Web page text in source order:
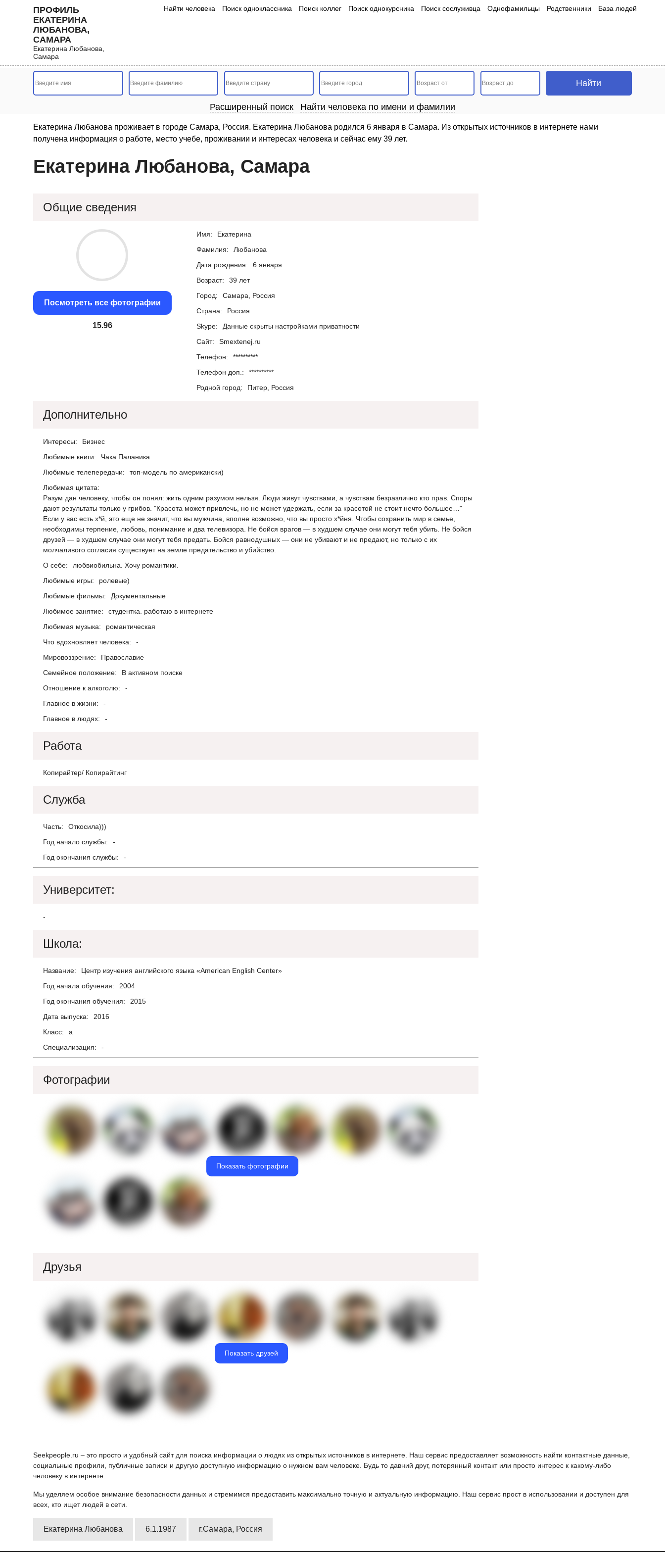
ПРОФИЛЬ
ЕКАТЕРИНА
ЛЮБАНОВА,
САМАРА
Екатерина Любанова,
Самара
Найти человека Поиск одноклассника Поиск коллег Поиск однокурсника Поиск сослуживца Однофамильцы Родственники База людей
Расширенный поиск Найти человека по имени и фамилии
Екатерина Любанова проживает в городе Самара, Россия. Екатерина Любанова родился 6 января в Самара. Из открытых источников в интернете нами
получена информация о работе, место учебе, проживании и интересах человека и сейчас ему 39 лет.
Екатерина Любанова, Самара
Общие сведения
Посмотреть все фотографии
15.32
Имя:
Екатерина
Фамилия:
Любанова
Дата рождения:
6 января
Возраст:
39 лет
Город:
Самара, Россия
Страна:
Россия
Skype:
Данные скрыты настройками приватности
Сайт:
Smextenej.ru
Телефон:
**********
Телефон доп.:
**********
Родной город:
Питер, Россия
Дополнительно
Интересы:
Бизнес
Любимые книги:
Чака Паланика
Любимые телепередачи:
топ-модель по американски)
Любимая цитата:
Разум дан человеку, чтобы он понял: жить одним разумом нельзя. Люди живут чувствами, а чувствам безразлично кто прав. Споры
дают результаты только у грибов. "Красота может привлечь, но не может удержать, если за красотой не стоит нечто большее…"
Если у вас есть х*й, это еще не значит, что вы мужчина, вполне возможно, что вы просто х*йня. Чтобы сохранить мир в семье,
необходимы терпение, любовь, понимание и два телевизора. Не бойся врагов — в худшем случае они могут тебя убить. Не бойся
друзей — в худшем случае они могут тебя предать. Бойся равнодушных — они не убивают и не предают, но только с их
молчаливого согласия существует на земле предательство и убийство.
О себе:
любвиобильна. Хочу романтики.
Любимые игры:
ролевые)
Любимые фильмы:
Документальные
Любимое занятие:
студентка. работаю в интернете
Любимая музыка:
романтическая
Что вдохновляет человека:
-
Мировоззрение:
Православие
Семейное положение:
В активном поиске
Отношение к алкоголю:
-
Главное в жизни:
-
Главное в людях:
-
Работа
Копирайтер/ Копирайтинг
Служба
Часть:
Откосила)))
Год начало службы:
-
Год окончания службы:
-
Университет:
-
Школа:
Название:
Центр изучения английского языка «American English Center»
Год начала обучения:
2004
Год окончания обучения:
2015
Дата выпуска:
2016
Класс:
а
Специализация:
-
Фотографии
Показать фотографии
Друзья
Показать друзей
Seekpeople.ru – это просто и удобный сайт для поиска информации о людях из открытых источников в интернете. Наш сервис предоставляет возможность найти контактные данные,
социальные профили, публичные записи и другую доступную информацию о нужном вам человеке. Будь то давний друг, потерянный контакт или просто интерес к какому-либо
человеку в интернете.
Мы уделяем особое внимание безопасности данных и стремимся предоставить максимально точную и актуальную информацию. Наш сервис прост в использовании и доступен для
всех, кто ищет людей в сети.
Екатерина Любанова 6.1.1987 г.Самара, Россия